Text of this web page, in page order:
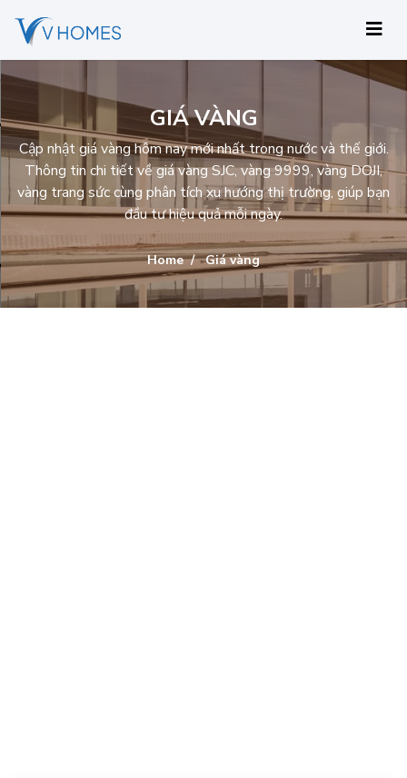
GIÁ VÀNG
Cập nhật giá vàng hôm nay mới nhất trong nước và thế giới.
Thông tin chi tiết về giá vàng SJC, vàng 9999, vàng DOJI,
vàng trang sức cùng phân tích xu hướng thị trường, giúp bạn
đầu tư hiệu quả mỗi ngày.
Home Giá vàng